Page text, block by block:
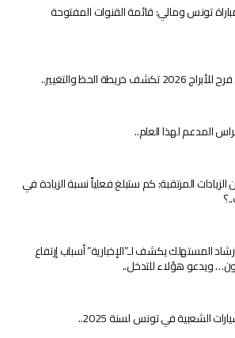
تونس ومالي: قائمة القنوات المفتوحة
خريطة الحظ والتغيير..
المدعم لهذا العام..
المرتقبة: كم ستبلغ فعلياً نسبة الزيادة في
المستهلك يكشف لـ”الإخبارية” أسباب إرتفاع
ويدعو هؤلاء للتدخل..
الشعبية في تونس لسنة 2025..